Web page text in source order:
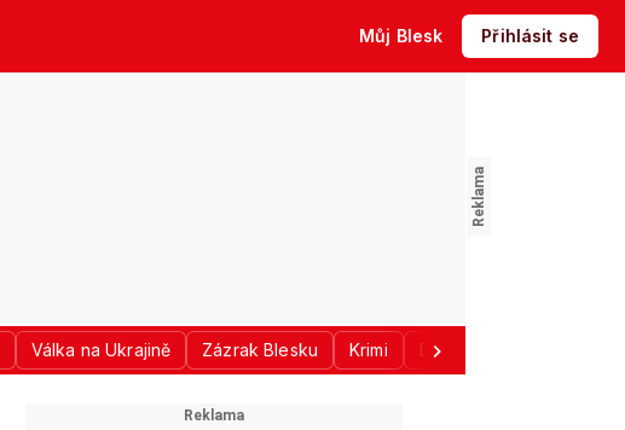
Můj Blesk Přihlásit se
Válka na Ukrajině Zázrak Blesku Krimi Donald Trump